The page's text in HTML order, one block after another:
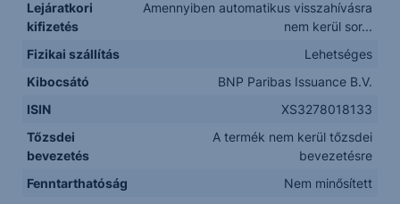
Lejáratkori
kifizetés
Amennyiben automatikus visszahívásra
nem kerül sor...
Fizikai szállítás
Lehetséges
Kibocsátó
BNP Paribas Issuance B.V.
ISIN
XS3278018133
Tőzsdei
bevezetés
A termék nem kerül tőzsdei
bevezetésre
Fenntarthatóság
Nem minősített